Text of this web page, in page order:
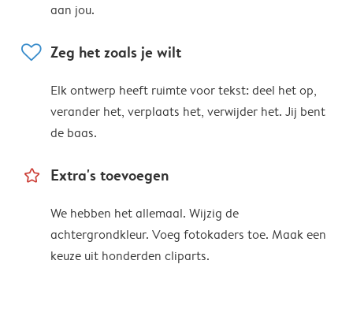
aan jou.
heart Zeg het zoals je wilt
Elk ontwerp heeft ruimte voor tekst: deel het op,
verander het, verplaats het, verwijder het. Jij bent
de baas.
star_outline Extra's toevoegen
We hebben het allemaal. Wijzig de
achtergrondkleur. Voeg fotokaders toe. Maak een
keuze uit honderden cliparts.